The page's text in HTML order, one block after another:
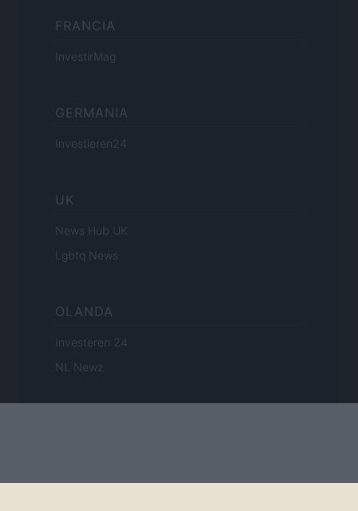
FRANCIA
InvestirMag
GERMANIA
Investieren24
UK
News Hub UK
Lgbtq News
OLANDA
Investeren 24
NL Newz